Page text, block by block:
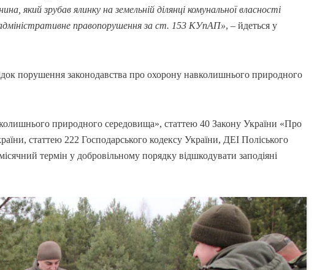
зрубав ялинку на земельній ділянці комунальної власності
правопорушення за ст. 153 КУпАП», – йдеться у
порушення законодавства про охорону навколишнього природного
природного середовища», статтею 40 Закону України «Про
статтею 222 Господарського кодексу України, ДЕІ Поліського
термін у добровільному порядку відшкодувати заподіяні